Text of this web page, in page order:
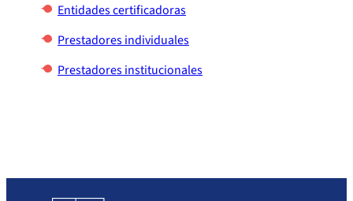
Entidades certificadoras
Prestadores individuales
Prestadores institucionales